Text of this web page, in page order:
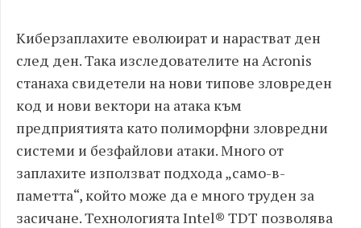
Киберзаплахите еволюират и нарастват ден
след ден. Така изследователите на Acronis
станаха свидетели на нови типове зловреден
код и нови вектори на атака към
предприятията като полиморфни зловредни
системи и безфайлови атаки. Много от
заплахите използват подхода „само-в-
паметта“, който може да е много труден за
засичане. Технологията Intel® TDT позволява